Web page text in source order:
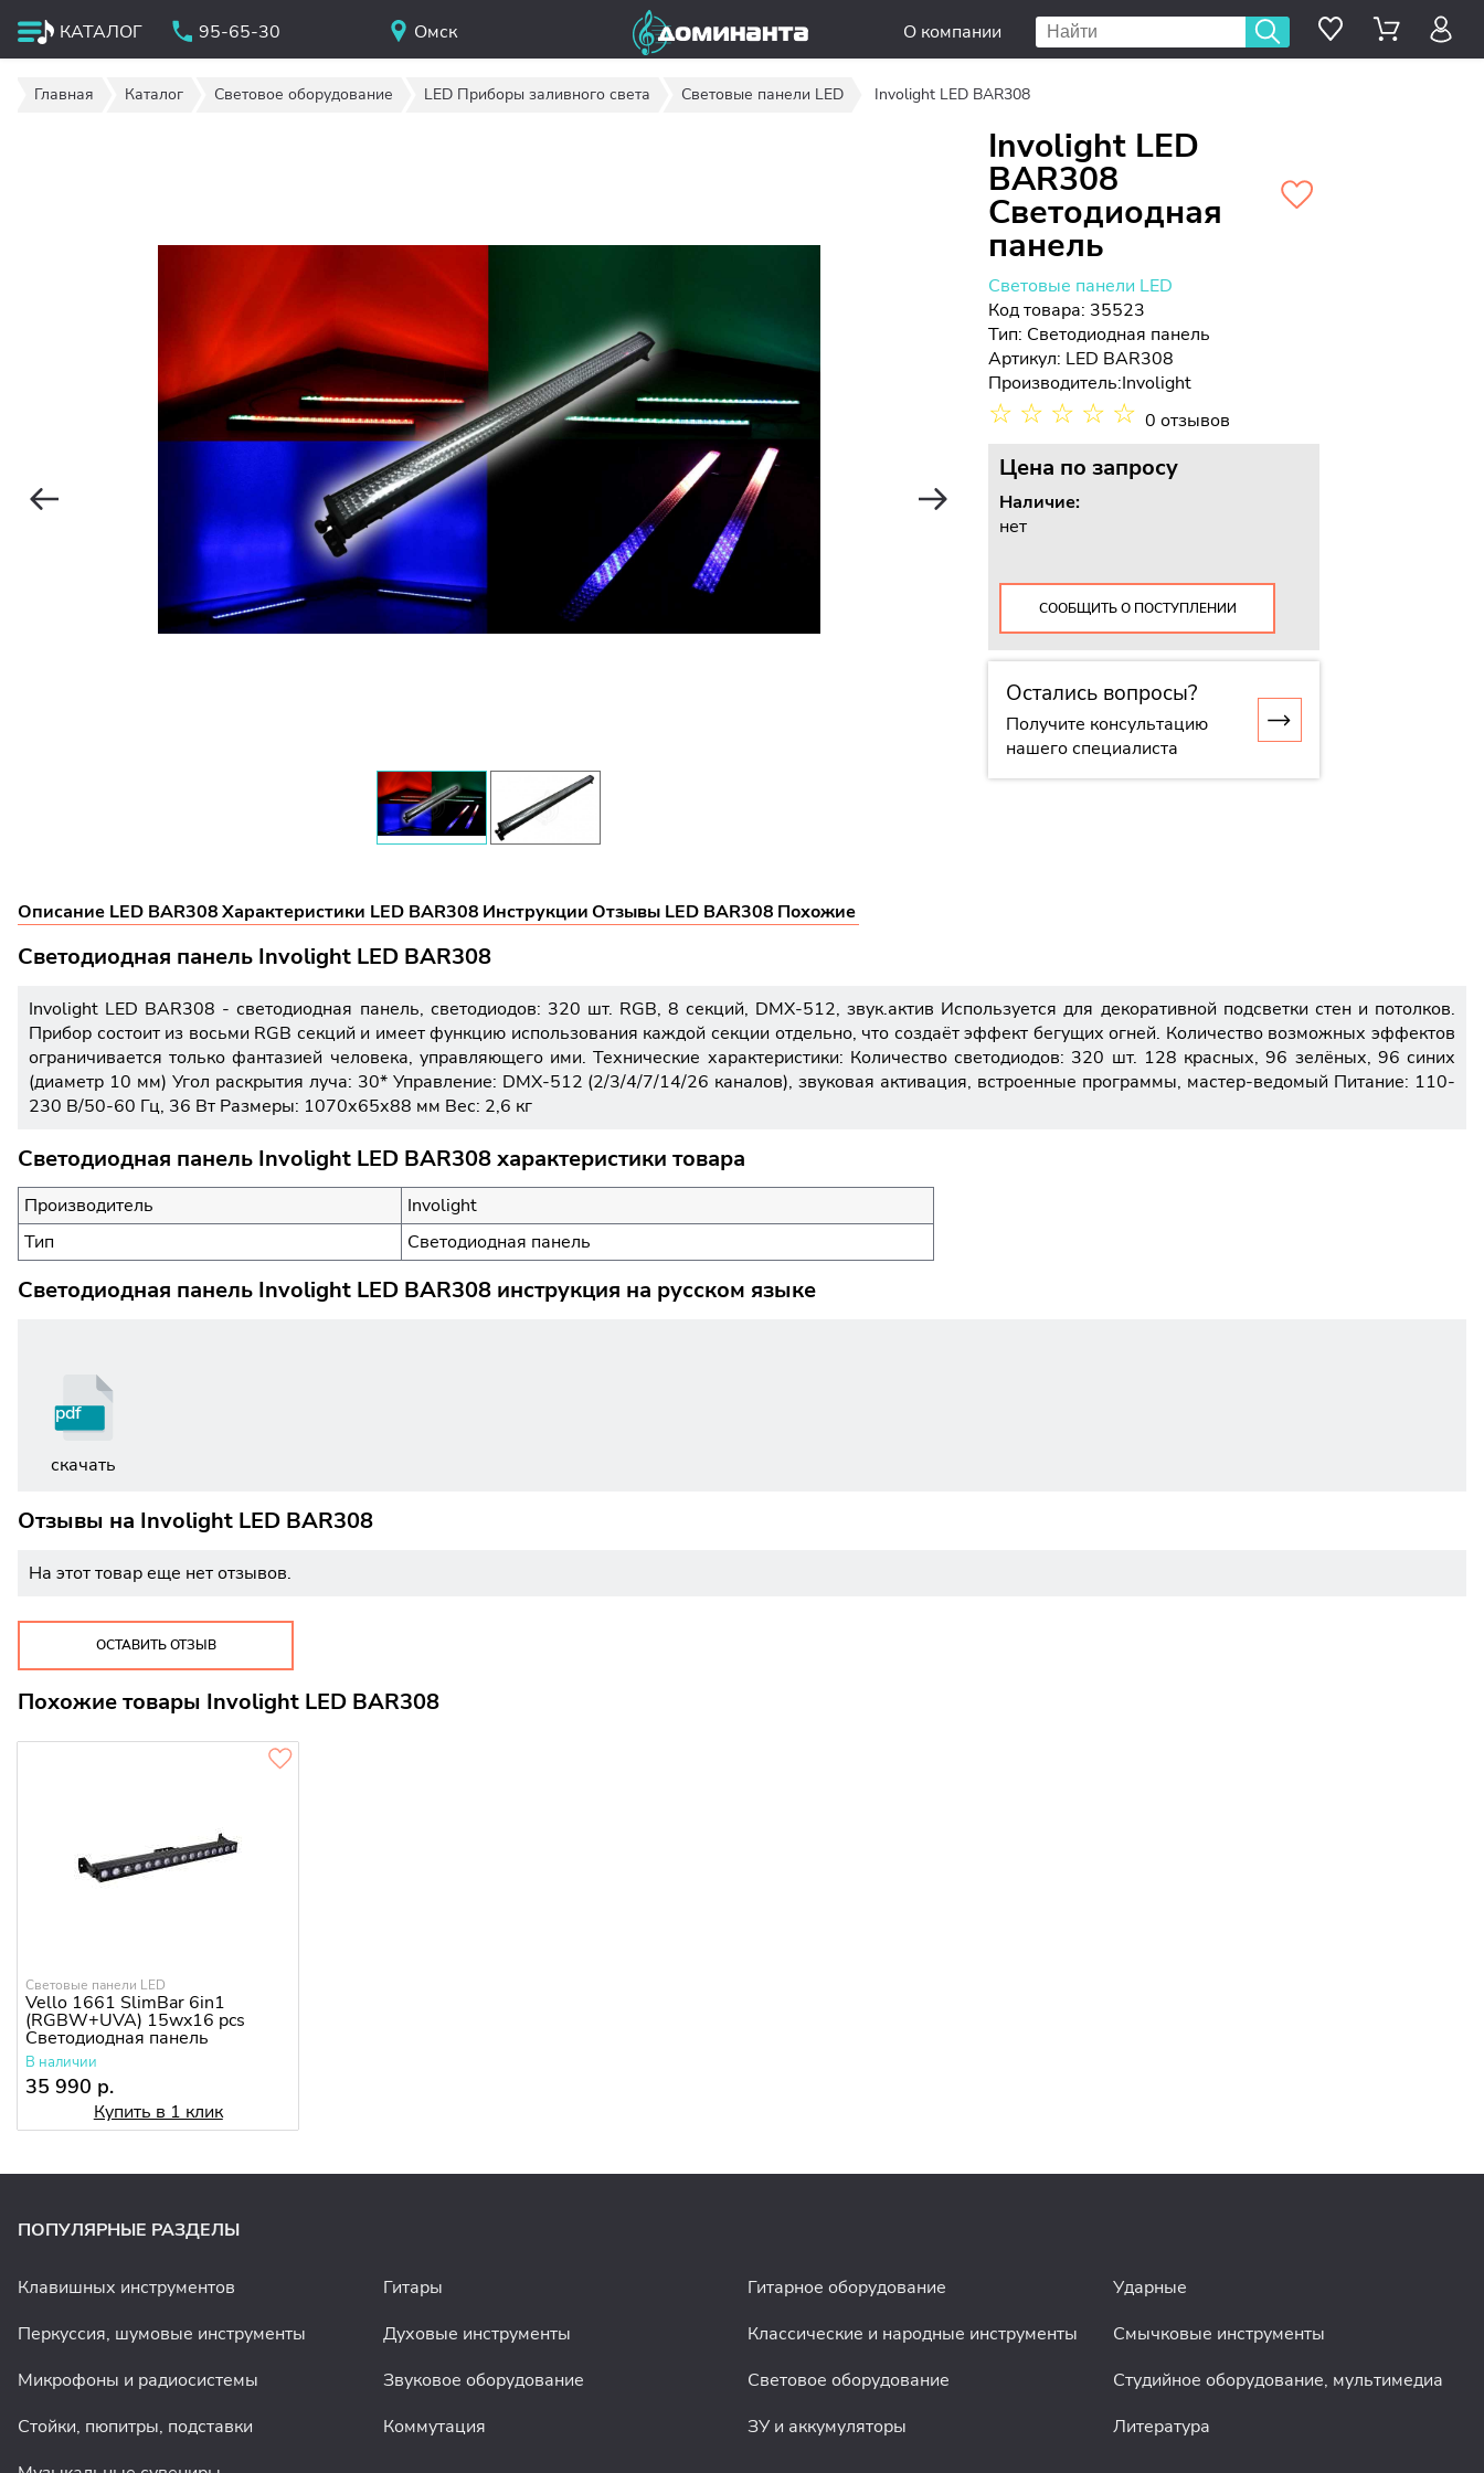
КАТАЛОГ 95-65-30 Омск О компании
Главная Каталог Световое оборудование LED Приборы заливного света Световые панели LED Involight LED BAR308
Involight LED
BAR308
Светодиодная
панель
Световые панели LED
Код товара: 35523
Тип: Светодиодная панель
Артикул: LED BAR308
Производитель:Involight
☆ ☆ ☆ ☆ ☆ 0 отзывов
Цена по запросу
Наличие:
нет
СООБЩИТЬ О ПОСТУПЛЕНИИ
Остались вопросы?
Получите консультацию
нашего специалиста
Описание LED BAR308Характеристики LED BAR308 ИнструкцииОтзывы LED BAR308 Похожие
Светодиодная панель Involight LED BAR308
Involight LED BAR308 - светодиодная панель, светодиодов: 320 шт. RGB, 8 секций, DMX-512, звук.актив Используется для декоративной подсветки стен и потолков.
Прибор состоит из восьми RGB секций и имеет функцию использования каждой секции отдельно, что создаёт эффект бегущих огней. Количество возможных эффектов
ограничивается только фантазией человека, управляющего ими. Технические характеристики: Количество светодиодов: 320 шт. 128 красных, 96 зелёных, 96 синих
(диаметр 10 мм) Угол раскрытия луча: 30* Управление: DMX-512 (2/3/4/7/14/26 каналов), звуковая активация, встроенные программы, мастер-ведомый Питание: 110-
230 В/50-60 Гц, 36 Вт Размеры: 1070х65х88 мм Вес: 2,6 кг
Светодиодная панель Involight LED BAR308 характеристики товара
Производитель
Involight
Тип
Светодиодная панель
Светодиодная панель Involight LED BAR308 инструкция на русском языке
pdf
скачать
Отзывы на Involight LED BAR308
На этот товар еще нет отзывов.
ОСТАВИТЬ ОТЗЫВ
Похожие товары Involight LED BAR308
Световые панели LED
Vello 1661 SlimBar 6in1
(RGBW+UVA) 15wx16 pcs
Светодиодная панель
В наличии
35 990 р.
Купить в 1 клик
ПОПУЛЯРНЫЕ РАЗДЕЛЫ
Клавишных инструментов Гитары Гитарное оборудование
Ударные
Перкуссия, шумовые инструменты
Духовые инструменты Классические и народные инструменты
Смычковые инструменты
Микрофоны и радиосистемы
Звуковое оборудование Световое оборудование
Студийное оборудование, мультимедиа
Стойки, пюпитры, подставки
Коммутация ЗУ и аккумуляторы
Литература